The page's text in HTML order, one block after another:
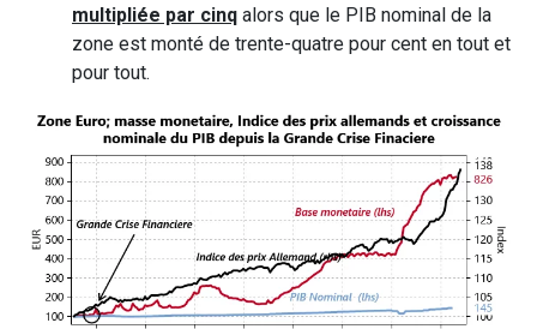
multipliée par cinq alors que le PIB nominal de la
zone est monté de trente-quatre pour cent en tout et
pour tout.